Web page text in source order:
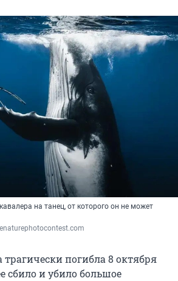
на танец, от которого он не может
погибла 8 октября
сбило и убило большое